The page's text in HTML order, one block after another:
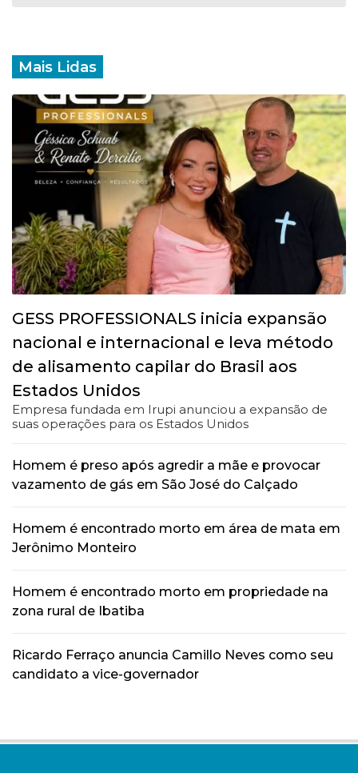
Mais Lidas
GESS PROFESSIONALS inicia expansão
nacional e internacional e leva método
de alisamento capilar do Brasil aos
Estados Unidos
Empresa fundada em Irupi anunciou a expansão de
suas operações para os Estados Unidos
Homem é preso após agredir a mãe e provocar
vazamento de gás em São José do Calçado
Homem é encontrado morto em área de mata em
Jerônimo Monteiro
Homem é encontrado morto em propriedade na
zona rural de Ibatiba
Ricardo Ferraço anuncia Camillo Neves como seu
candidato a vice-governador